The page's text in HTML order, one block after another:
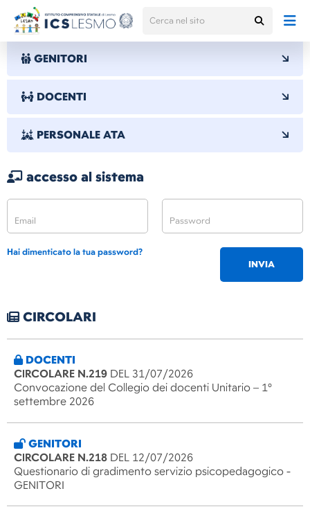
GENITORI
DOCENTI
PERSONALE ATA
accesso al sistema
Hai dimenticato la tua password?
INVIA
CIRCOLARI
DOCENTI
CIRCOLARE N.219 DEL 31/07/2026
Convocazione del Collegio dei docenti Unitario – 1°
settembre 2026
GENITORI
CIRCOLARE N.218 DEL 12/07/2026
Questionario di gradimento servizio psicopedagogico -
GENITORI